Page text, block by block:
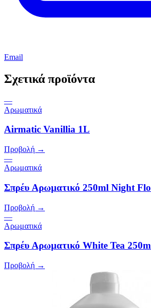
Email
Σχετικά προϊόντα
—
Αρωματικά
Airmatic Vanillia 1L
Προβολή →
—
Αρωματικά
Σπρέυ Αρωματικό 250ml Night
Προβολή →
—
Αρωματικά
Σπρέυ Αρωματικό White Tea
Προβολή →